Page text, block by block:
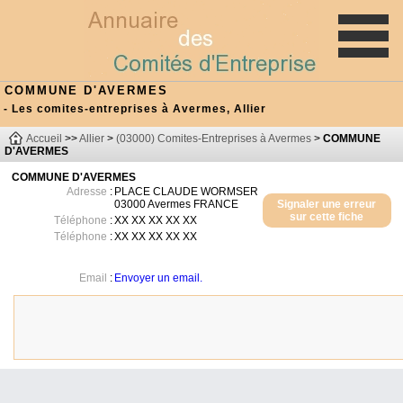
COMMUNE D'AVERMES
- Les comites-entreprises à Avermes, Allier
Accueil >>Allier > (03000) Comites-Entreprises à Avermes > COMMUNE
D'AVERMES
COMMUNE D'AVERMES
Signaler une erreur
sur cette fiche
Adresse : PLACE CLAUDE WORMSER
03000Avermes FRANCE
Téléphone :XX XX XX XX XX
Téléphone :XX XX XX XX XX
Email : Envoyer un email.